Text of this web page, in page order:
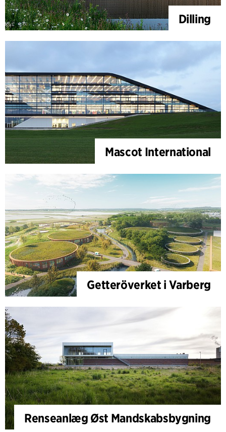
Dilling
Mascot International
Getteröverket i Varberg
Renseanlæg Øst Mandskabsbygning